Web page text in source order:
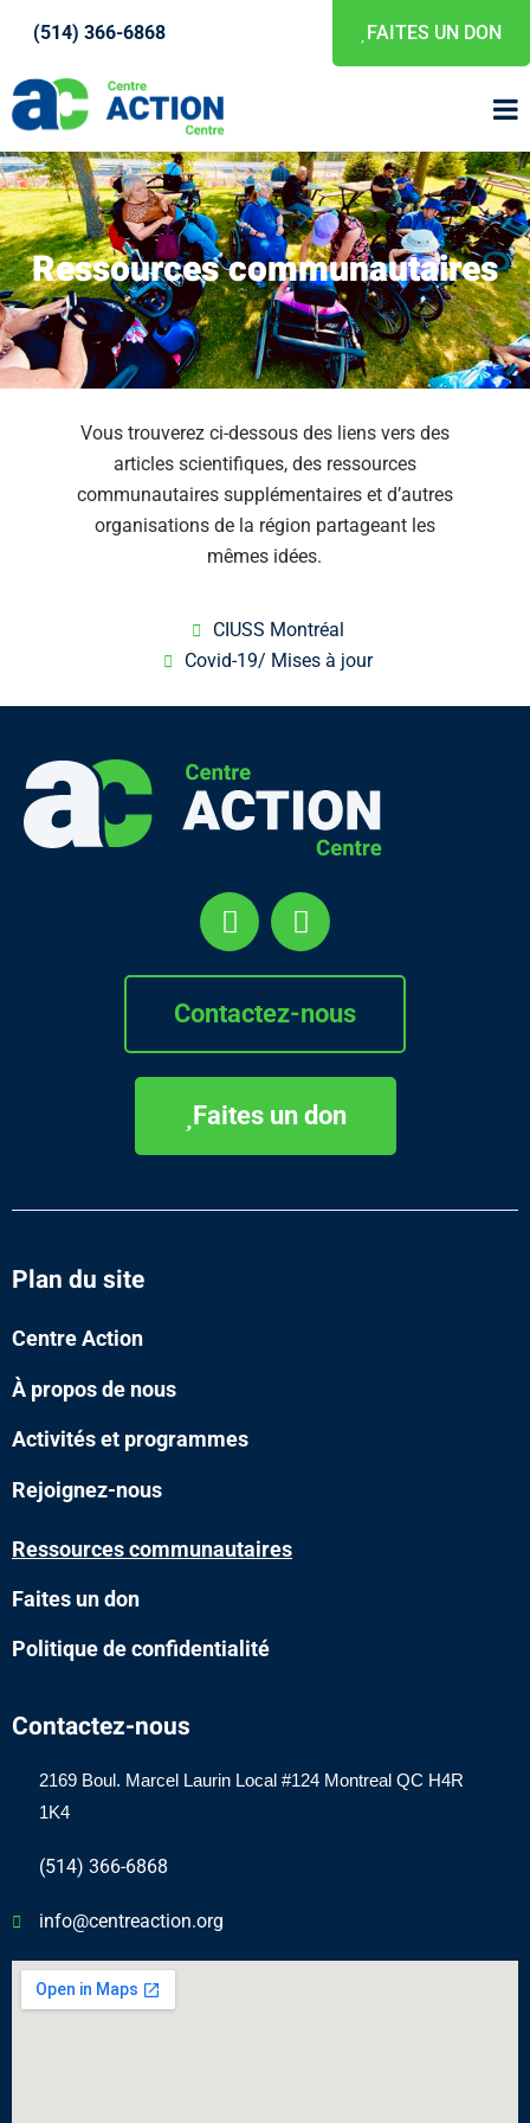
(514) 366-6868 FAITES UN DON
Ressources communautaires
Vous trouverez ci-dessous des liens vers des
articles scientifiques, des ressources
communautaires supplémentaires et d’autres
organisations de la région partageant les
mêmes idées.
CIUSS Montréal
Covid-19/ Mises à jour
Contactez-nous
Faites un don
Plan du site
Centre Action
À propos de nous
Activités et programmes
Rejoignez-nous
Ressources communautaires
Faites un don
Politique de confidentialité
Contactez-nous
2169 Boul. Marcel Laurin Local #124 Montreal QC H4R
1K4
(514) 366-6868
info@centreaction.org